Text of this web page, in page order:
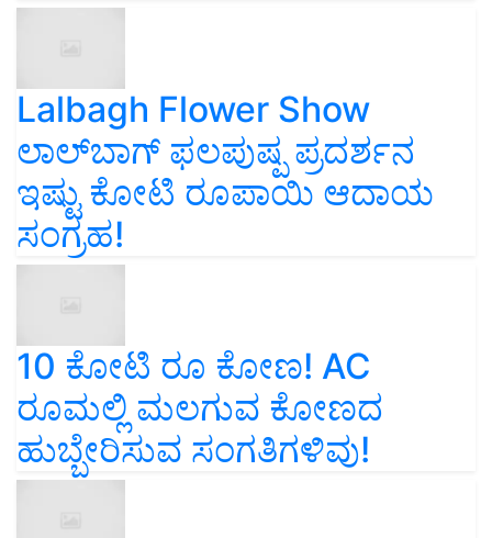
Lalbagh Flower Show
ಲಾಲ್‌ಬಾಗ್ ಫಲಪುಷ್ಪ ಪ್ರದರ್ಶನ
ಇಷ್ಟು ಕೋಟಿ ರೂಪಾಯಿ ಆದಾಯ
ಸಂಗ್ರಹ!
10 ಕೋಟಿ ರೂ ಕೋಣ! AC
ರೂಮಲ್ಲಿ ಮಲಗುವ ಕೋಣದ
ಹುಬ್ಬೇರಿಸುವ ಸಂಗತಿಗಳಿವು!